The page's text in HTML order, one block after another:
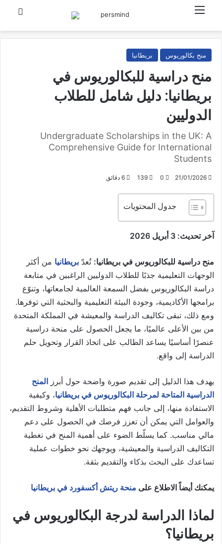
منح بكالوريوس بريطانيا
منح دراسية للبكالوريوس في
بريطانيا: دليل شامل للطلاب
الدوليين
Undergraduate Scholarships in the UK: A
Comprehensive Guide for International
Students
21/01/2026
0
139
جدول المحتويات
آخر تحديث: 3 أبريل 2026
منح دراسية للبكالوريوس في بريطانيا: تُعدّ بريطانيا من أكثر
الوجهات التعليمية جذبًا للطلاب الدوليين الراغبين في متابعة
دراسة البكالوريوس بفضل السمعة العالمية لجامعاتها، وتنوّع
برامجها الأكاديمية، وجودة البيئة التعليمية والبحثية التي توفرها.
ومع ذلك، تبقى تكاليف الدراسة والمعيشة في المملكة المتحدة
من بين الأعلى عالميًا، ما يجعل الحصول على منحة دراسية
عنصرًا أساسيًا يساعد الطالب على اتخاذ القرار وتحويل حلم
الدراسة إلى واقع.
يهدف هذا الدليل إلى تقديم صورة واضحة حول أبرز المنح
الدراسية المتاحة لمرحلة البكالوريوس في بريطانيا، وكيفية
الاستفادة منها، إلى جانب فهم متطلبات الأهلية وشروط التقديم،
والعوامل التي يمكن أن تعزز فرصك في الحصول على دعم
مالي مناسب. كما يسلّط الضوء على أهمية المنح في تغطية
التكاليف الدراسية والمعيشية، ويوجهك نحو خطوات عملية
تساعدك على البحث بذكاء والتقديم بثقة.
يمكنك أيضاً الاطلاع على منحة ريتش أكسفورد في بريطانيا
لماذا الدراسة لدرجة البكالوريوس في
بريطانيا؟